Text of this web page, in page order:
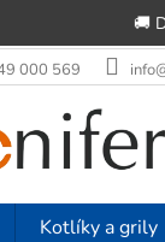
🚚
000 569
Kotlíky a grily